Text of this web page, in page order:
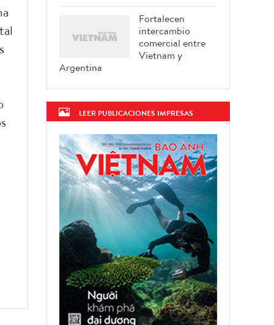
Fortalecen
intercambio
comercial entre
Vietnam y
Argentina
LEER PUBLICACIONES IMPRESAS